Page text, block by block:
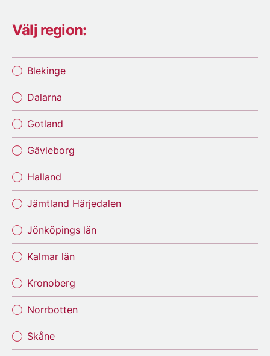
Välj region:
Blekinge
Dalarna
Gotland
Gävleborg
Halland
Jämtland Härjedalen
Jönköpings län
Kalmar län
Kronoberg
Norrbotten
Skåne